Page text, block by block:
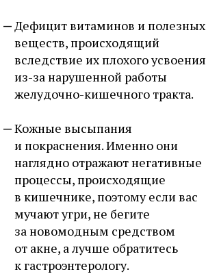
Дефицит витаминов и полезных
веществ, происходящий
вследствие их плохого усвоения
из-за нарушенной работы
желудочно-кишечного тракта.
Кожные высыпания
и покраснения. Именно они
наглядно отражают негативные
процессы, происходящие
в кишечнике, поэтому если вас
мучают угри, не бегите
за новомодным средством
от акне, а лучше обратитесь
к гастроэнтерологу.